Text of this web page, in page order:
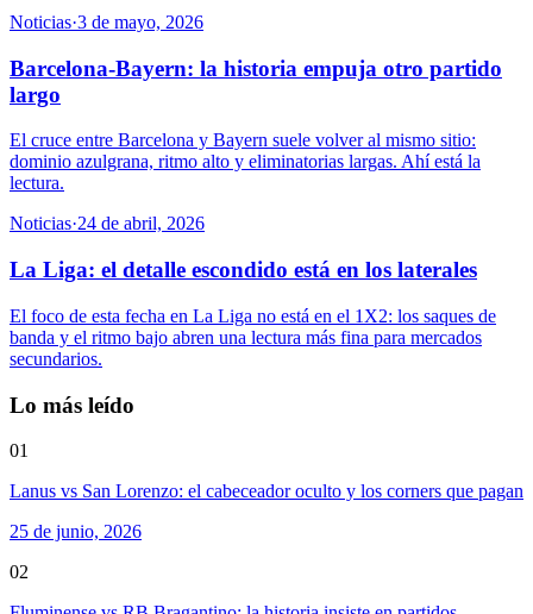
Noticias·3 de mayo, 2026
Barcelona-Bayern: la historia empuja otro partido
largo
El cruce entre Barcelona y Bayern suele volver al mismo sitio:
dominio azulgrana, ritmo alto y eliminatorias largas. Ahí está la
lectura.
Noticias·24 de abril, 2026
La Liga: el detalle escondido está en los laterales
El foco de esta fecha en La Liga no está en el 1X2: los saques de
banda y el ritmo bajo abren una lectura más fina para mercados
secundarios.
Lo más leído
01
Lanus vs San Lorenzo: el cabeceador oculto y los corners que pagan
25 de junio, 2026
02